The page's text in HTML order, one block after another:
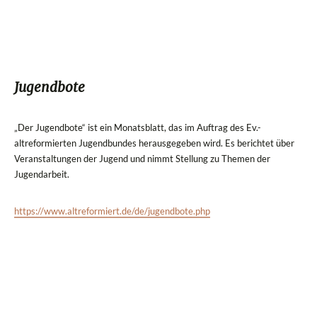
Jugendbote
„Der Jugendbote“ ist ein Monatsblatt, das im Auftrag des Ev.-
altreformierten Jugendbundes herausgegeben wird. Es berichtet über
Veranstaltungen der Jugend und nimmt Stellung zu Themen der
Jugendarbeit.
https://www.altreformiert.de/de/jugendbote.php